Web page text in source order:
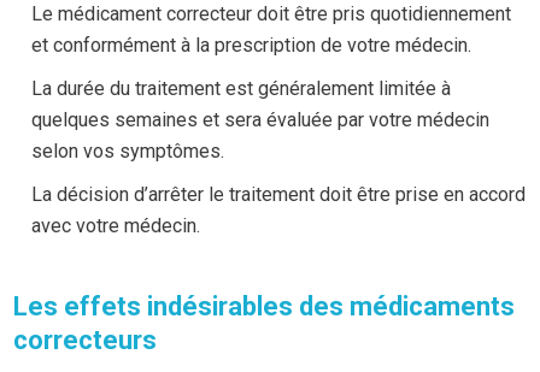
Trihexyphénidyle ARTANE® et PARKINANE LP®
Tropatépine LEPTICUR®
Les médicaments correcteurs contre la sécheresse
buccale :
Anétholtrithione SULFARLEM®
Substituts salivaires AEQUASYAL® et ARTISIAL®
Pour plus d’informations sur votre médicament
sur le site du Réseau PIC.
Le médicament correcteur doit être pris quotidiennement
et conformément à la prescription de votre médecin.
La durée du traitement est généralement limitée à
quelques semaines et sera évaluée par votre médecin
selon vos symptômes.
La décision d’arrêter le traitement doit être prise en accord
avec votre médecin.
Les effets indésirables des médicaments
correcteurs